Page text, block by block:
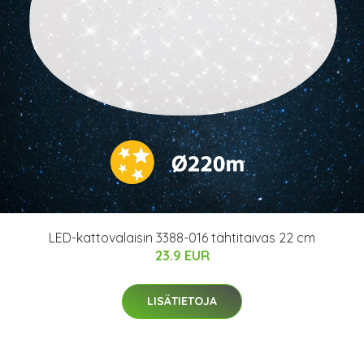
LED-kattovalaisin 3388-016 tähtitaivas 22 cm
23.9 EUR
LISÄTIETOJA